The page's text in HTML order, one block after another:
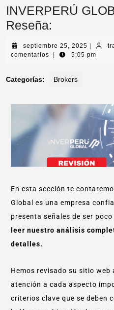
INVERPERÚ
Reseña:
septiembre 25, 2025
comentarios
5:05 pm
Categorías: Brokers
En esta sección te
Global es una empresa
presenta señales de ser
leer nuestro análisis
detalles.
Hemos revisado su sitio web
atención a cada aspecto
criterios clave que se deben